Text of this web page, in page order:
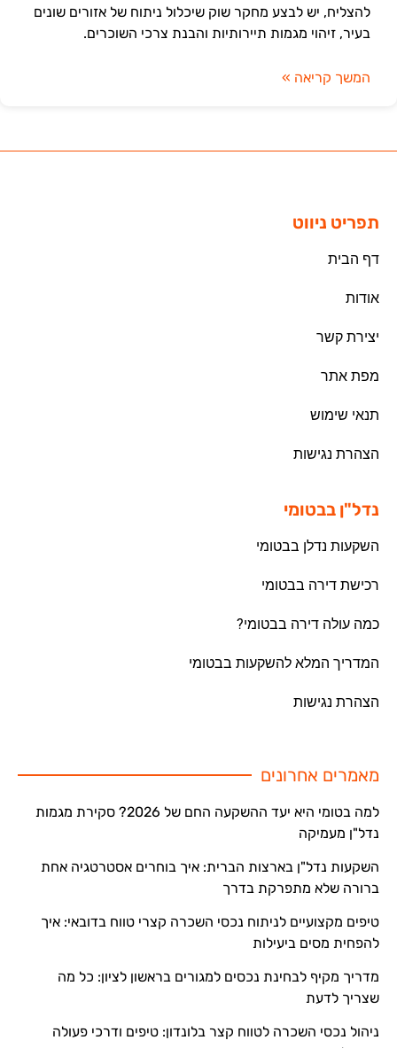
להצליח, יש לבצע מחקר שוק שיכלול ניתוח של אזורים שונים
בעיר, זיהוי מגמות תיירותיות והבנת צרכי השוכרים.
המשך קריאה »
תפריט ניווט
דף הבית
אודות
יצירת קשר
מפת אתר
תנאי שימוש
הצהרת נגישות
נדל"ן בבטומי
השקעות נדלן בבטומי
רכישת דירה בבטומי
כמה עולה דירה בבטומי?
המדריך המלא להשקעות בבטומי
הצהרת נגישות
מאמרים אחרונים
למה בטומי היא יעד ההשקעה החם של 2026? סקירת מגמות
נדל"ן מעמיקה
השקעות נדל"ן בארצות הברית: איך בוחרים אסטרטגיה אחת
ברורה שלא מתפרקת בדרך
טיפים מקצועיים לניתוח נכסי השכרה קצרי טווח בדובאי: איך
להפחית מסים ביעילות
מדריך מקיף לבחינת נכסים למגורים בראשון לציון: כל מה
שצריך לדעת
ניהול נכסי השכרה לטווח קצר בלונדון: טיפים ודרכי פעולה